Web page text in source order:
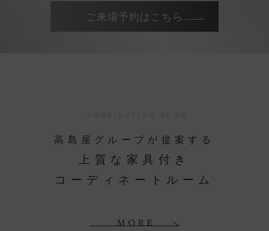
ご来場予約はこちら
高島屋グループが提案する
上質な家具付き
コーディネートルーム